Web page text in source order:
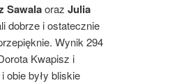
Sawalaoraz Julia
dobrze i ostatecznie
Wynik 294
Kwapisz i
obie były bliskie